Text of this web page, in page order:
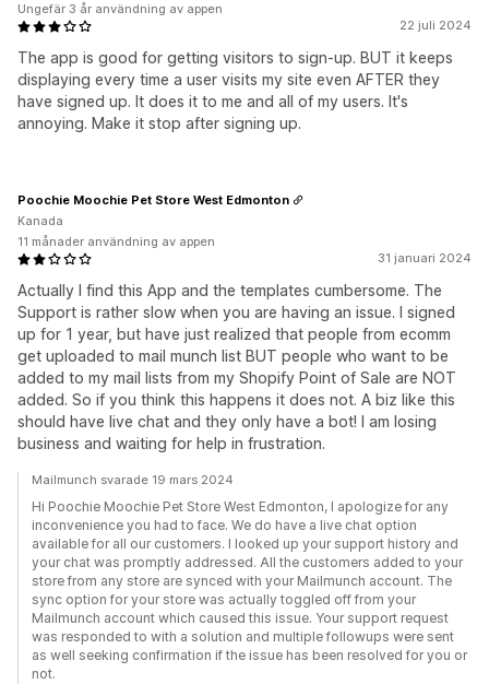
22 juli 2024
The app is good for getting visitors to sign-up. BUT it keeps
displaying every time a user visits my site even AFTER they
have signed up. It does it to me and all of my users. It's
annoying. Make it stop after signing up.
Ungefär 3 år användning av appen
31 januari 2024
Actually I find this App and the templates cumbersome. The
Support is rather slow when you are having an issue. I signed
up for 1 year, but have just realized that people from ecomm
get uploaded to mail munch list BUT people who want to be
added to my mail lists from my Shopify Point of Sale are NOT
added. So if you think this happens it does not. A biz like this
should have live chat and they only have a bot! I am losing
business and waiting for help in frustration.
Poochie Moochie Pet Store West Edmonton
Kanada
11 månader användning av appen
Mailmunch svarade 19 mars 2024
Hi Poochie Moochie Pet Store West Edmonton, I apologize for any
inconvenience you had to face. We do have a live chat option
available for all our customers. I looked up your support history and
your chat was promptly addressed. All the customers added to your
store from any store are synced with your Mailmunch account. The
sync option for your store was actually toggled off from your
Mailmunch account which caused this issue. Your support request
was responded to with a solution and multiple followups were sent
as well seeking confirmation if the issue has been resolved for you or
not.